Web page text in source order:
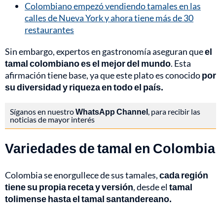
Colombiano empezó vendiendo tamales en las
calles de Nueva York y ahora tiene más de 30
restaurantes
Sin embargo, expertos en gastronomía aseguran queel
tamal colombiano es el mejor del mundo. Esta
afirmación tiene base, ya que este plato es conocidopor
su diversidad y riqueza en todo el país.
Síganos en nuestroWhatsApp Channel, para recibir las
noticias de mayor interés
Variedades de tamal en Colombia
Colombia se enorgullece de sus tamales,cada región
tiene su propia receta y versión, desde eltamal
tolimense hasta el tamal santandereano.